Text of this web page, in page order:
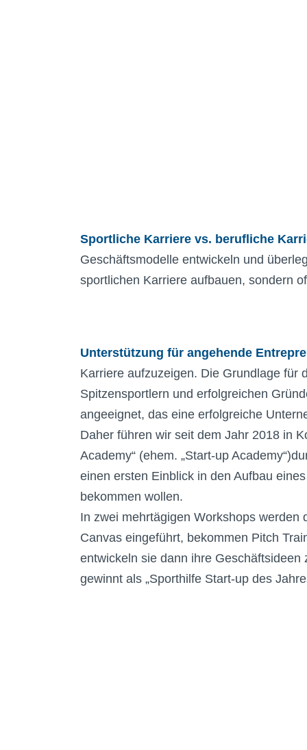
Sportliche Karriere vs. berufliche
Geschäftsmodelle entwickeln und
sportlichen Karriere aufbauen, sondern
Unterstützung für angehende
Karriere aufzuzeigen. Die Grundlage für
Spitzensportlern und erfolgreichen
angeeignet, das eine erfolgreiche
Daher führen wir seit dem Jahr 2018 in
Academy“ (ehem. „Start-up
einen ersten Einblick in den Aufbau
bekommen wollen.
In zwei mehrtägigen Workshops
Canvas eingeführt, bekommen Pitch
entwickeln sie dann ihre
gewinnt als „Sporthilfe Start-up des